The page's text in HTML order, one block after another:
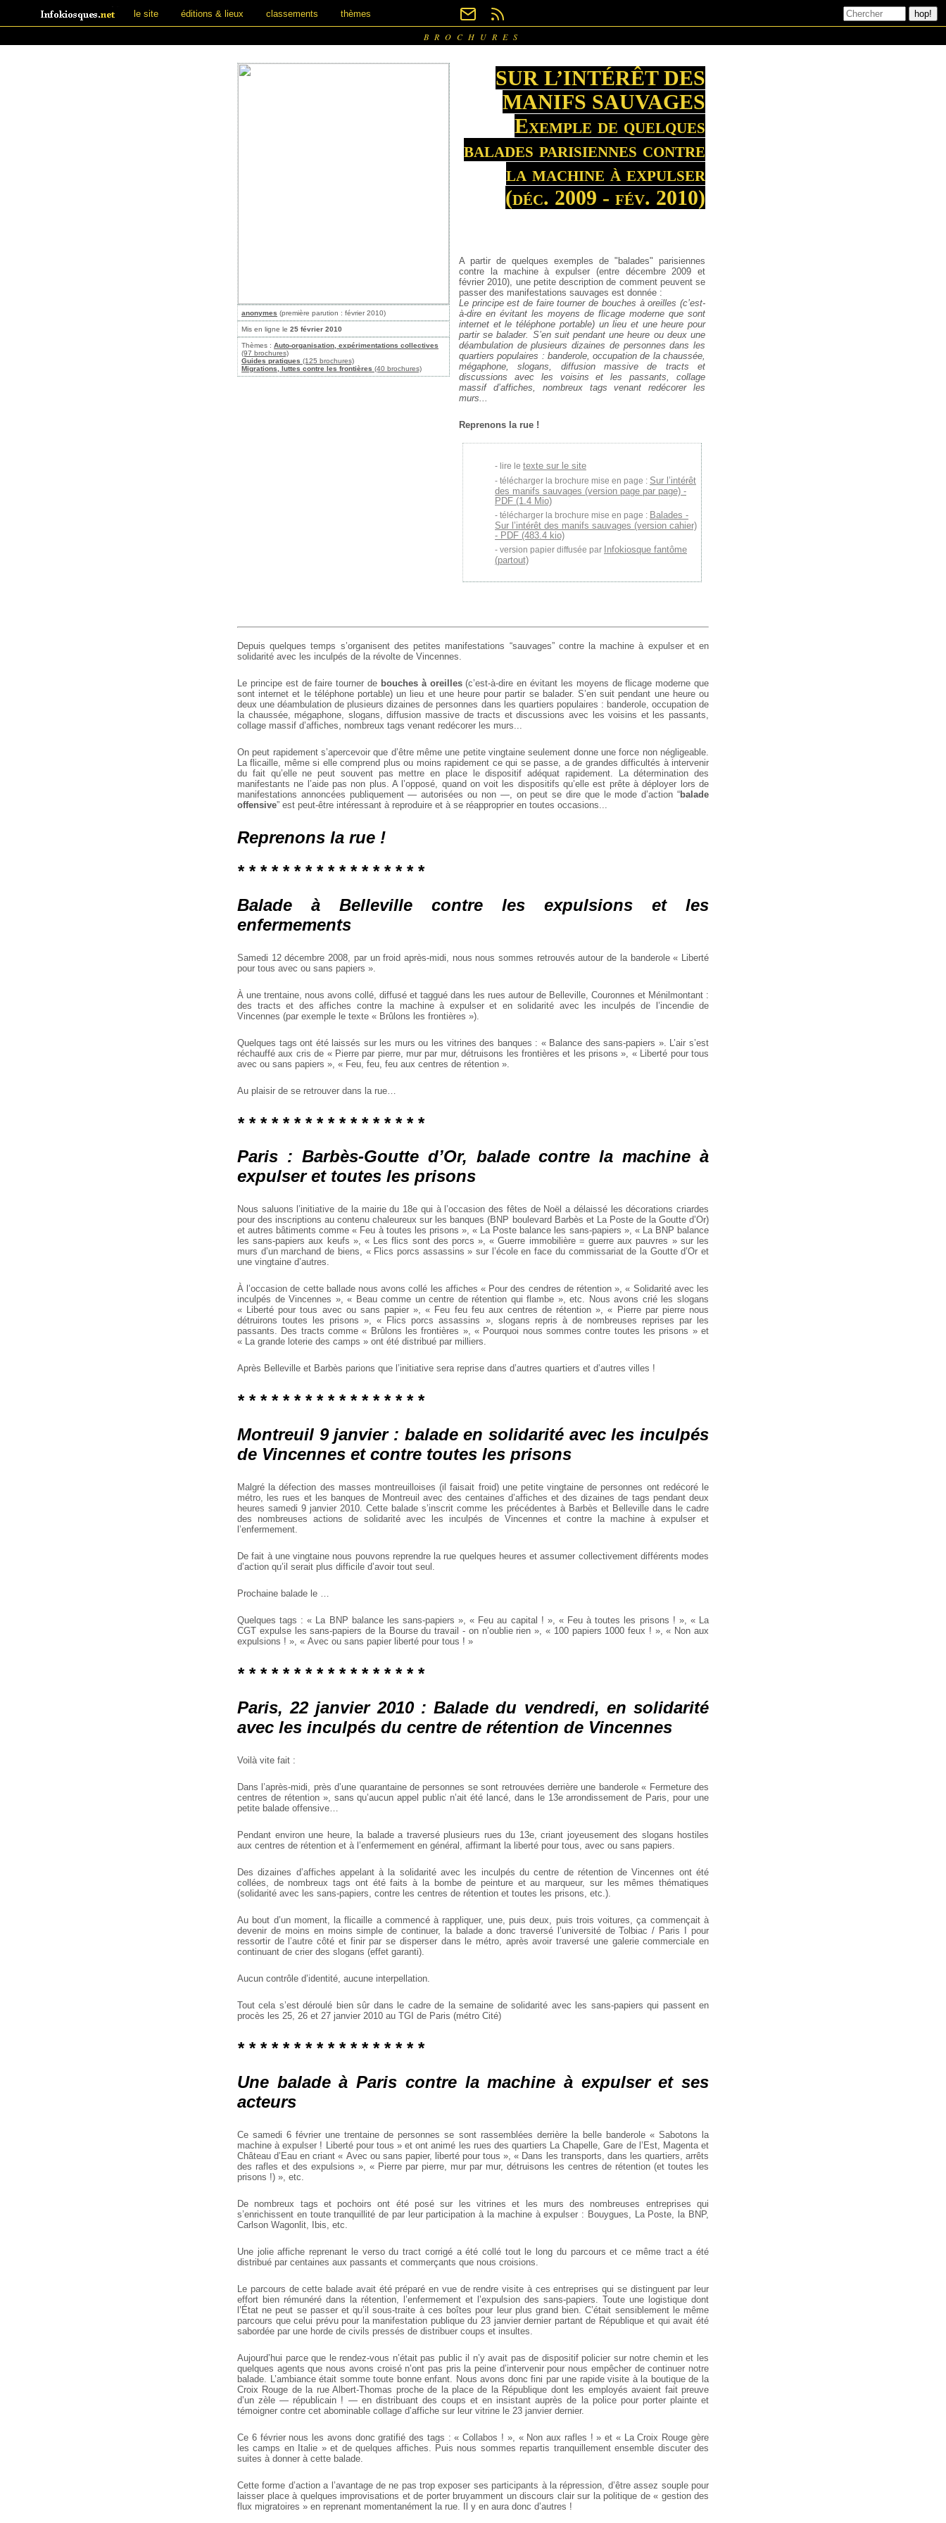
le site éditions & lieux classements thèmes
BROCHURES
anonymes (première parution : février 2010)
Mis en ligne le 25 février 2010
Thèmes : Auto-organisation, expérimentations collectives
(97 brochures)
Guides pratiques (125 brochures)
Migrations, luttes contre les frontières (40 brochures)
SUR L’INTÉRÊT DES
MANIFS SAUVAGES
Exemple de quelques
balades parisiennes contre
la machine à expulser
(déc. 2009 - fév. 2010)
A partir de quelques exemples de "balades" parisiennes
contre la machine à expulser (entre décembre 2009 et
février 2010), une petite description de comment peuvent se
passer des manifestations sauvages est donnée :
Le principe est de faire tourner de bouches à oreilles (c’est-
à-dire en évitant les moyens de flicage moderne que sont
internet et le téléphone portable) un lieu et une heure pour
partir se balader. S’en suit pendant une heure ou deux une
déambulation de plusieurs dizaines de personnes dans les
quartiers populaires : banderole, occupation de la chaussée,
mégaphone, slogans, diffusion massive de tracts et
discussions avec les voisins et les passants, collage
massif d’affiches, nombreux tags venant redécorer les
murs...
Reprenons la rue !
lire le texte sur le site
télécharger la brochure mise en page : Sur l’intérêt
des manifs sauvages (version page par page) -
PDF (1.4 Mio)
télécharger la brochure mise en page : Balades -
Sur l’intérêt des manifs sauvages (version cahier)
- PDF (483.4 kio)
version papier diffusée par Infokiosque fantôme
(partout)
Depuis quelques temps s’organisent des petites manifestations “sauvages” contre la machine à expulser et en
solidarité avec les inculpés de la révolte de Vincennes.
Le principe est de faire tourner de bouches à oreilles(c’est-à-dire en évitant les moyens de flicage moderne que
sont internet et le téléphone portable) un lieu et une heure pour partir se balader. S’en suit pendant une heure ou
deux une déambulation de plusieurs dizaines de personnes dans les quartiers populaires : banderole, occupation de
la chaussée, mégaphone, slogans, diffusion massive de tracts et discussions avec les voisins et les passants,
collage massif d’affiches, nombreux tags venant redécorer les murs...
On peut rapidement s’apercevoir que d’être même une petite vingtaine seulement donne une force non négligeable.
La flicaille, même si elle comprend plus ou moins rapidement ce qui se passe, a de grandes difficultés à intervenir
du fait qu’elle ne peut souvent pas mettre en place le dispositif adéquat rapidement. La détermination des
manifestants ne l’aide pas non plus. A l’opposé, quand on voit les dispositifs qu’elle est prête à déployer lors de
manifestations annoncées publiquement — autorisées ou non —, on peut se dire que le mode d’action “balade
offensive” est peut-être intéressant à reproduire et à se réapproprier en toutes occasions...
Reprenons la rue !
* * * * * * * * * * * * * * * * *
Balade à Belleville contre les expulsions et les
enfermements
Samedi 12 décembre 2008, par un froid après-midi, nous nous sommes retrouvés autour de la banderole « Liberté
pour tous avec ou sans papiers ».
À une trentaine, nous avons collé, diffusé et taggué dans les rues autour de Belleville, Couronnes et Ménilmontant :
des tracts et des affiches contre la machine à expulser et en solidarité avec les inculpés de l’incendie de
Vincennes (par exemple le texte « Brûlons les frontières »).
Quelques tags ont été laissés sur les murs ou les vitrines des banques : « Balance des sans-papiers ». L’air s’est
réchauffé aux cris de « Pierre par pierre, mur par mur, détruisons les frontières et les prisons », « Liberté pour tous
avec ou sans papiers », « Feu, feu, feu aux centres de rétention ».
Au plaisir de se retrouver dans la rue…
* * * * * * * * * * * * * * * * *
Paris : Barbès-Goutte d’Or, balade contre la machine à
expulser et toutes les prisons
Nous saluons l’initiative de la mairie du 18e qui à l’occasion des fêtes de Noël a délaissé les décorations criardes
pour des inscriptions au contenu chaleureux sur les banques (BNP boulevard Barbès et La Poste de la Goutte d’Or)
et autres bâtiments comme « Feu à toutes les prisons », « La Poste balance les sans-papiers », « La BNP balance
les sans-papiers aux keufs », « Les flics sont des porcs », « Guerre immobilière = guerre aux pauvres » sur les
murs d’un marchand de biens, « Flics porcs assassins » sur l’école en face du commissariat de la Goutte d’Or et
une vingtaine d’autres.
À l’occasion de cette ballade nous avons collé les affiches « Pour des cendres de rétention », « Solidarité avec les
inculpés de Vincennes », « Beau comme un centre de rétention qui flambe », etc. Nous avons crié les slogans
« Liberté pour tous avec ou sans papier », « Feu feu feu aux centres de rétention », « Pierre par pierre nous
détruirons toutes les prisons », « Flics porcs assassins », slogans repris à de nombreuses reprises par les
passants. Des tracts comme « Brûlons les frontières », « Pourquoi nous sommes contre toutes les prisons » et
« La grande loterie des camps » ont été distribué par milliers.
Après Belleville et Barbès parions que l’initiative sera reprise dans d’autres quartiers et d’autres villes !
* * * * * * * * * * * * * * * * *
Montreuil 9 janvier : balade en solidarité avec les inculpés
de Vincennes et contre toutes les prisons
Malgré la défection des masses montreuilloises (il faisait froid) une petite vingtaine de personnes ont redécoré le
métro, les rues et les banques de Montreuil avec des centaines d’affiches et des dizaines de tags pendant deux
heures samedi 9 janvier 2010. Cette balade s’inscrit comme les précédentes à Barbès et Belleville dans le cadre
des nombreuses actions de solidarité avec les inculpés de Vincennes et contre la machine à expulser et
l’enfermement.
De fait à une vingtaine nous pouvons reprendre la rue quelques heures et assumer collectivement différents modes
d’action qu’il serait plus difficile d’avoir tout seul.
Prochaine balade le …
Quelques tags : « La BNP balance les sans-papiers », « Feu au capital ! », « Feu à toutes les prisons ! », « La
CGT expulse les sans-papiers de la Bourse du travail - on n’oublie rien », « 100 papiers 1000 feux ! », « Non aux
expulsions ! », « Avec ou sans papier liberté pour tous ! »
* * * * * * * * * * * * * * * * *
Paris, 22 janvier 2010 : Balade du vendredi, en solidarité
avec les inculpés du centre de rétention de Vincennes
Voilà vite fait :
Dans l’après-midi, près d’une quarantaine de personnes se sont retrouvées derrière une banderole « Fermeture des
centres de rétention », sans qu’aucun appel public n’ait été lancé, dans le 13e arrondissement de Paris, pour une
petite balade offensive…
Pendant environ une heure, la balade a traversé plusieurs rues du 13e, criant joyeusement des slogans hostiles
aux centres de rétention et à l’enfermement en général, affirmant la liberté pour tous, avec ou sans papiers.
Des dizaines d’affiches appelant à la solidarité avec les inculpés du centre de rétention de Vincennes ont été
collées, de nombreux tags ont été faits à la bombe de peinture et au marqueur, sur les mêmes thématiques
(solidarité avec les sans-papiers, contre les centres de rétention et toutes les prisons, etc.).
Au bout d’un moment, la flicaille a commencé à rappliquer, une, puis deux, puis trois voitures, ça commençait à
devenir de moins en moins simple de continuer, la balade a donc traversé l’université de Tolbiac / Paris I pour
ressortir de l’autre côté et finir par se disperser dans le métro, après avoir traversé une galerie commerciale en
continuant de crier des slogans (effet garanti).
Aucun contrôle d’identité, aucune interpellation.
Tout cela s’est déroulé bien sûr dans le cadre de la semaine de solidarité avec les sans-papiers qui passent en
procès les 25, 26 et 27 janvier 2010 au TGI de Paris (métro Cité)
* * * * * * * * * * * * * * * * *
Une balade à Paris contre la machine à expulser et ses
acteurs
Ce samedi 6 février une trentaine de personnes se sont rassemblées derrière la belle banderole « Sabotons la
machine à expulser ! Liberté pour tous » et ont animé les rues des quartiers La Chapelle, Gare de l’Est, Magenta et
Château d’Eau en criant « Avec ou sans papier, liberté pour tous », « Dans les transports, dans les quartiers, arrêts
des rafles et des expulsions », « Pierre par pierre, mur par mur, détruisons les centres de rétention (et toutes les
prisons !) », etc.
De nombreux tags et pochoirs ont été posé sur les vitrines et les murs des nombreuses entreprises qui
s’enrichissent en toute tranquillité de par leur participation à la machine à expulser : Bouygues, La Poste, la BNP,
Carlson Wagonlit, Ibis, etc.
Une jolie affiche reprenant le verso du tract corrigé a été collé tout le long du parcours et ce même tract a été
distribué par centaines aux passants et commerçants que nous croisions.
Le parcours de cette balade avait été préparé en vue de rendre visite à ces entreprises qui se distinguent par leur
effort bien rémunéré dans la rétention, l’enfermement et l’expulsion des sans-papiers. Toute une logistique dont
l’État ne peut se passer et qu’il sous-traite à ces boîtes pour leur plus grand bien. C’était sensiblement le même
parcours que celui prévu pour la manifestation publique du 23 janvier dernier partant de République et qui avait été
sabordée par une horde de civils pressés de distribuer coups et insultes.
Aujourd’hui parce que le rendez-vous n’était pas public il n’y avait pas de dispositif policier sur notre chemin et les
quelques agents que nous avons croisé n’ont pas pris la peine d’intervenir pour nous empêcher de continuer notre
balade. L’ambiance était somme toute bonne enfant. Nous avons donc fini par une rapide visite à la boutique de la
Croix Rouge de la rue Albert-Thomas proche de la place de la République dont les employés avaient fait preuve
d’un zèle — républicain ! — en distribuant des coups et en insistant auprès de la police pour porter plainte et
témoigner contre cet abominable collage d’affiche sur leur vitrine le 23 janvier dernier.
Ce 6 février nous les avons donc gratifié des tags : « Collabos ! », « Non aux rafles ! » et « La Croix Rouge gère
les camps en Italie » et de quelques affiches. Puis nous sommes repartis tranquillement ensemble discuter des
suites à donner à cette balade.
Cette forme d’action a l’avantage de ne pas trop exposer ses participants à la répression, d’être assez souple pour
laisser place à quelques improvisations et de porter bruyamment un discours clair sur la politique de « gestion des
flux migratoires » en reprenant momentanément la rue. Il y en aura donc d’autres !